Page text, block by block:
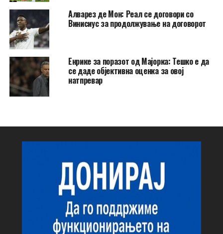
Алварез де Мон: Реал се договори со
Винисиус за продолжување на договорот
Енрике за поразот од Мајорка: Тешко е да
се даде објективна оценка за овој
натпревар